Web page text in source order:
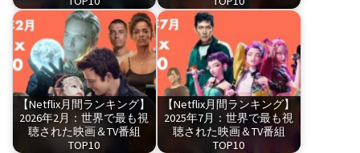
【Netflix月間ランキング】
2026年2月：世界で最も視
聴された映画＆TV番組
TOP10
【Netflix月間ランキング】
2025年7月：世界で最も視
聴された映画＆TV番組
TOP10